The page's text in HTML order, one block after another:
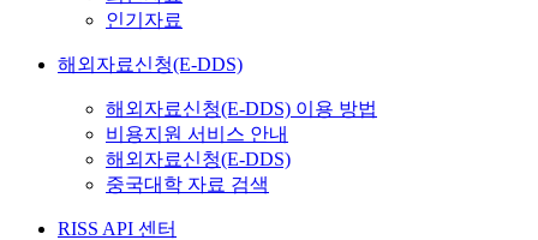
인기자료
해외자료신청(E-DDS)
해외자료신청(E-DDS) 이용 방법
비용지원 서비스 안내
해외자료신청(E-DDS)
중국대학 자료 검색
RISS API 센터